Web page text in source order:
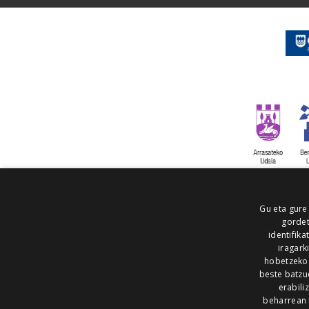
Gu eta
hobetzeko.
beste
beharrean